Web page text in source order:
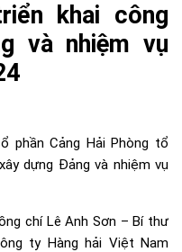
khai công
và nhiệm vụ
phần Cảng Hải Phòng tổ
dựng Đảng và nhiệm vụ
chí Lê Anh Sơn – Bí thư
ty Hàng hải Việt Nam